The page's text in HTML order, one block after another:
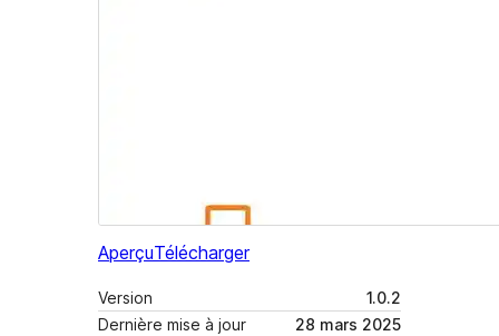
AperçuTélécharger
Version
1.0.2
Dernière mise à jour
28 mars 2025